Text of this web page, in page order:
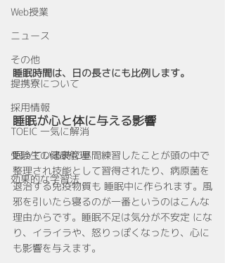
Web授業
ニュース
その他
提携寮について
採用情報
TOEIC 一気に解消
受験生の健康管理
効果的な学習法
睡眠時間は、日の長さにも比例します。
睡眠が心と体に与える影響
眠っている時に昼間練習したことが頭の中で
整理され技能として習得されたり、病原菌を
退治する免疫物質も 睡眠中に作られます。風
邪を引いたら寝るのが一番というのはこんな
理由からです。睡眠不足は気分が不安定 にな
り、イライラや、怒りっぽくなったり、心に
も影響を与えます。